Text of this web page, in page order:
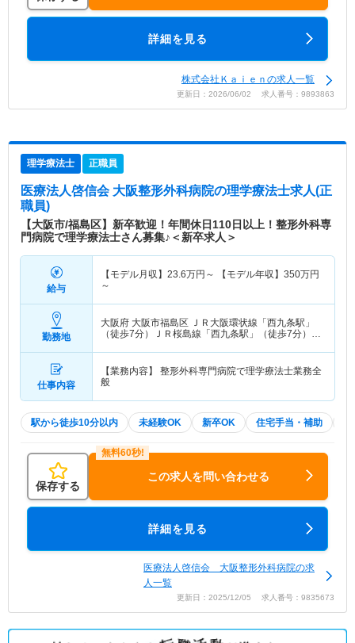
詳細を見る
株式会社Ｋａｉｅｎの求人一覧
更新日：2026/06/02 求人番号：9893863
理学療法士 正職員
医療法人啓信会 大阪整形外科病院の理学療法士求人(正
職員)
【大阪市/福島区】新卒歓迎！年間休日110日以上！整形外科専
門病院で理学療法士さん募集♪＜新卒求人＞
給与
【モデル月収】 23.6万円～ 【モデル年収】 350万円
～
勤務地
大阪府 大阪市福島区 ＪＲ大阪環状線「西九条駅」
（徒歩7分）ＪＲ桜島線「西九条駅」（徒歩7分）
仕事内容
【業務内容】 整形外科専門病院で理学療法士業務全
般
駅から徒歩10分以内 未経験OK 新卒OK 住宅手当・補助
保存する
この求人を問い合わせる
詳細を見る
医療法人啓信会 大阪整形外科病院の求
人一覧
更新日：2025/12/05 求人番号：9835673